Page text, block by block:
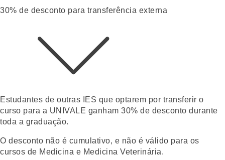
30% de desconto para transferência externa
Estudantes de outras IES que optarem por transferir o
curso para a UNIVALE ganham 30% de desconto durante
toda a graduação.
O desconto não é cumulativo, e não é válido para os
cursos de Medicina e Medicina Veterinária.